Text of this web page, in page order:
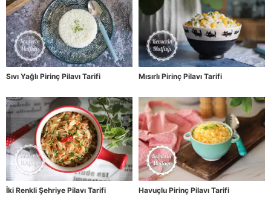
Sıvı Yağlı Pirinç Pilavı Tarifi Mısırlı Pirinç Pilavı Tarifi
İki Renkli Şehriye Pilavı Tarifi Havuçlu Pirinç Pilavı Tarifi